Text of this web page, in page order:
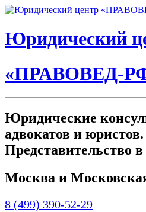
Юридический
«ПРАВОВЕД-
Юридические
адвокатов и юристов.
Представительство в
Москва и
8 (499) 390-52-29